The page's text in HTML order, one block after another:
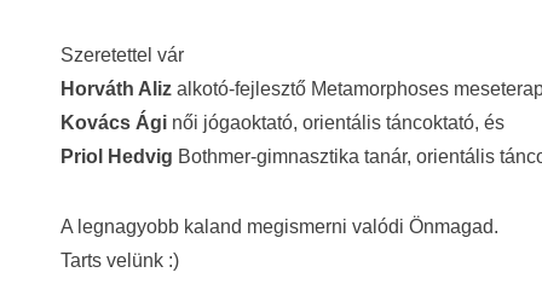
Szeretettel vár
Horváth Aliz alkotó-fejlesztő Metamorphoses
Kovács Ági női jógaoktató, orientális táncoktató, és
Priol Hedvig Bothmer-gimnasztika tanár, orientális
A legnagyobb kaland megismerni valódi Önmagad.
Tarts velünk :)